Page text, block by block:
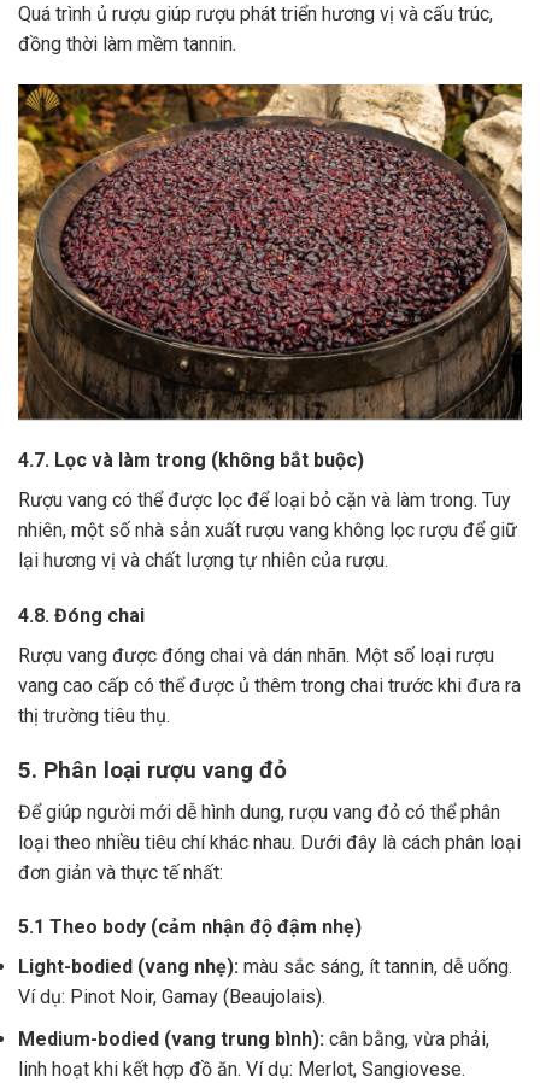
Quá trình ủ rượu giúp rượu phát triển hương vị và cấu trúc,
đồng thời làm mềm tannin.
4.7. Lọc và làm trong (không bắt buộc)
Rượu vang có thể được lọc để loại bỏ cặn và làm trong. Tuy
nhiên, một số nhà sản xuất rượu vang không lọc rượu để giữ
lại hương vị và chất lượng tự nhiên của rượu.
4.8. Đóng chai
Rượu vang được đóng chai và dán nhãn. Một số loại rượu
vang cao cấp có thể được ủ thêm trong chai trước khi đưa ra
thị trường tiêu thụ.
5. Phân loại rượu vang đỏ
Để giúp người mới dễ hình dung, rượu vang đỏ có thể phân
loại theo nhiều tiêu chí khác nhau. Dưới đây là cách phân loại
đơn giản và thực tế nhất:
5.1 Theo body (cảm nhận độ đậm nhẹ)
Light-bodied (vang nhẹ): màu sắc sáng, ít tannin, dễ uống.
Ví dụ: Pinot Noir, Gamay (Beaujolais).
Medium-bodied (vang trung bình): cân bằng, vừa phải,
linh hoạt khi kết hợp đồ ăn. Ví dụ: Merlot, Sangiovese.